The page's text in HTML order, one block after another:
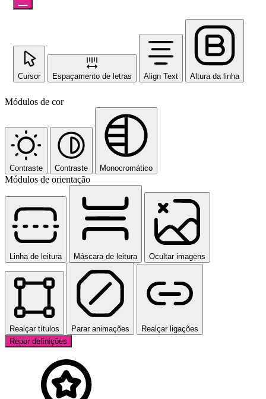
Cursor Espaçamento de letras Align Text Altura da linha
Módulos de cor
Contraste Contraste Monocromático
Módulos de orientação
Linha de leitura Máscara de leitura Ocultar imagens
Realçar títulos Parar animações
Realçar ligações
Repor definições